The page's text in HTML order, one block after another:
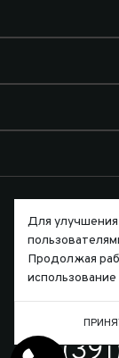
ТЕЛЕФОН
Для улучшения
Продолжая